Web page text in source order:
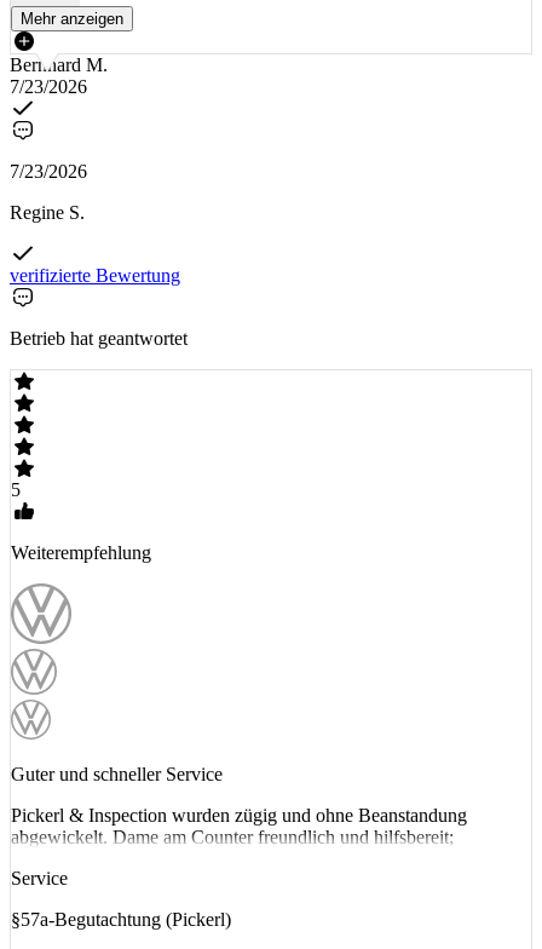
Mehr anzeigen
Bernhard M.
7/23/2026
7/23/2026
Regine S.
verifizierte Bewertung
Betrieb hat geantwortet
5
Weiterempfehlung
Guter und schneller Service
Pickerl & Inspection wurden zügig und ohne Beanstandung
abgewickelt. Dame am Counter freundlich und hilfsbereit;
Service
§57a-Begutachtung (Pickerl)